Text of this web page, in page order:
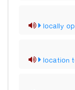
locally
location